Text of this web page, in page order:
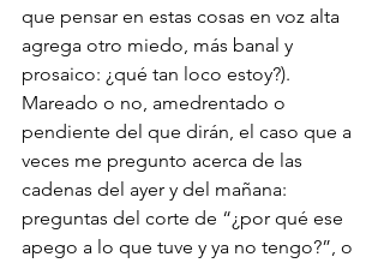
que pensar en estas cosas en voz alta
agrega otro miedo, más banal y
prosaico: ¿qué tan loco estoy?).
Mareado o no, amedrentado o
pendiente del que dirán, el caso que a
veces me pregunto acerca de las
cadenas del ayer y del mañana:
preguntas del corte de “¿por qué ese
apego a lo que tuve y ya no tengo?”, o